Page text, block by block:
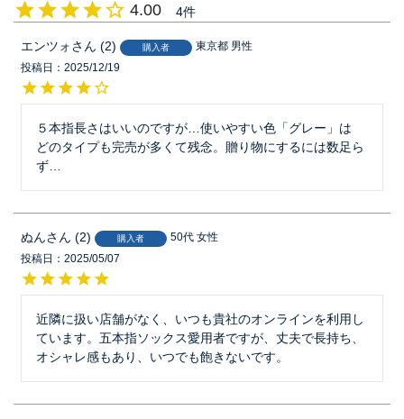
4.00 4
エンツォ 2 購入者 東京都 男性
投稿日
2025/12/19
５本指長さはいいのですが…使いやすい色「グレー」は
どのタイプも完売が多くて残念。贈り物にするには数足ら
ず…
ぬん 2 購入者 50代 女性
投稿日
2025/05/07
近隣に扱い店舗がなく、いつも貴社のオンラインを利用し
ています。五本指ソックス愛用者ですが、丈夫で長持ち、
オシャレ感もあり、いつでも飽きないです。